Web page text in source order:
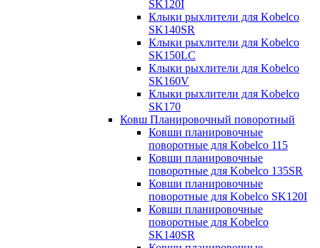
SK120I
Клыки рыхлители для Kobelco
SK140SR
Клыки рыхлители для Kobelco
SK150LC
Клыки рыхлители для Kobelco
SK160V
Клыки рыхлители для Kobelco
SK170
Ковш Планировочный поворотный
Ковши планировочные
поворотные для Kobelco 115
Ковши планировочные
поворотные для Kobelco 135SR
Ковши планировочные
поворотные для Kobelco SK120I
Ковши планировочные
поворотные для Kobelco
SK140SR